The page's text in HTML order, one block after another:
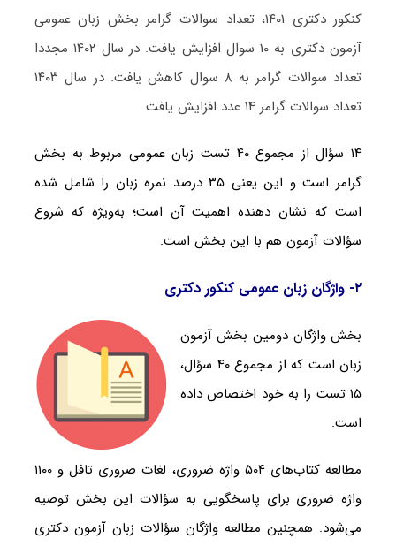
کنکور دکتری ۱۴۰۱، تعداد سوالات گرامر بخش زبان عمومی
آزمون دکتری به ۱۰ سوال افزایش یافت. در سال ۱۴۰۲ مجددا
تعداد سوالات گرامر به ۸ سوال کاهش یافت. در سال ۱۴۰۳
تعداد سوالات گرامر ۱۴ عدد افزایش یافت.
۱۴ سؤال از مجموع ۴۰ تست زبان عمومی مربوط به بخش
گرامر است و این یعنی ۳۵ درصد نمره زبان را شامل شده
است که نشان دهنده اهمیت آن است؛ به‌ویژه که شروع
سؤالات آزمون هم با این بخش است.
۲- واژگان زبان عمومی کنکور دکتری
بخش واژگان دومین بخش آزمون
زبان است که از مجموع ۴۰ سؤال،
۱۵ تست را به خود اختصاص داده
است.
مطالعه کتاب‌های ۵۰۴ واژه ضروری، لغات ضروری تافل و ۱۱۰۰
واژه ضروری برای پاسخگویی به سؤالات این بخش توصیه
می‌شود. همچنین مطالعه واژگان سؤالات زبان آزمون دکتری